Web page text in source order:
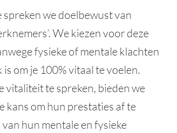
spreken we doelbewust van
We kiezen voor deze
fysieke of mentale klachten
om je 100% vitaal te voelen.
vitaliteit te spreken, bieden we
kans om hun prestaties af te
hun mentale en fysieke